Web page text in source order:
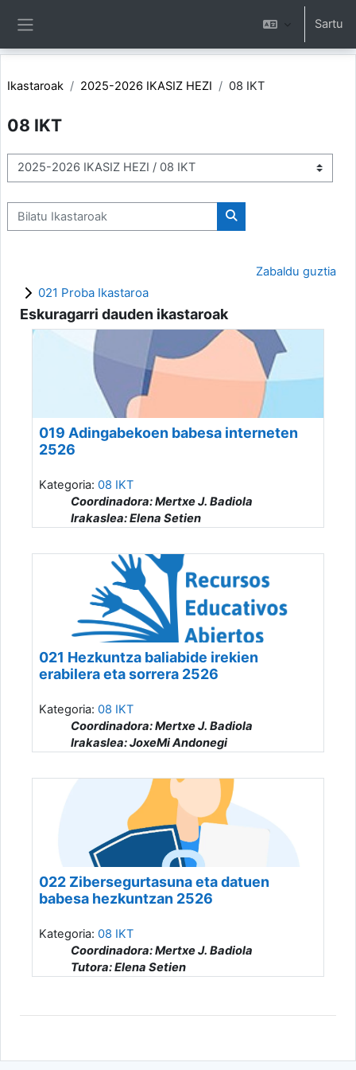
Sartu
Ikastaroak 2025-2026 IKASIZ HEZI 08 IKT
08 IKT
Ikastaro-kategoriak
Bilatu Ikastaroak
Bilatu Ikastaroak
Zabaldu guztia
021 Proba Ikastaroa
Eskuragarri dauden ikastaroak
019 Adingabekoen babesa interneten
2526
Kategoria: 08 IKT
Coordinadora: Mertxe J. Badiola
Irakaslea: Elena Setien
021 Hezkuntza baliabide irekien
erabilera eta sorrera 2526
Kategoria: 08 IKT
Coordinadora: Mertxe J. Badiola
Irakaslea: JoxeMi Andonegi
022 Zibersegurtasuna eta datuen
babesa hezkuntzan 2526
Kategoria: 08 IKT
Coordinadora: Mertxe J. Badiola
Tutora: Elena Setien